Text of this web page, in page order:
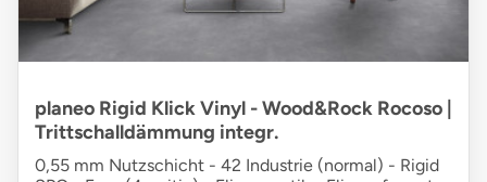
planeo Rigid Klick Vinyl - Wood&Rock Rocoso |
Trittschalldämmung integr.
0,55 mm Nutzschicht - 42 Industrie (normal) - Rigid